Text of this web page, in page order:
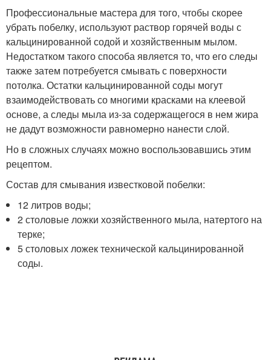
Профессиональные мастера для того, чтобы скорее
убрать побелку, используют раствор горячей воды с
кальцинированной содой и хозяйственным мылом.
Недостатком такого способа является то, что его следы
также затем потребуется смывать с поверхности
потолка. Остатки кальцинированной соды могут
взаимодействовать со многими красками на клеевой
основе, а следы мыла из-за содержащегося в нем жира
не дадут возможности равномерно нанести слой.
Но в сложных случаях можно воспользовавшись этим
рецептом.
Состав для смывания известковой побелки:
12 литров воды;
2 столовые ложки хозяйственного мыла, натертого на
терке;
5 столовых ложек технической кальцинированной
соды.